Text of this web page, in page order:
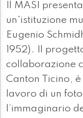
Il MASI
un'istituzione
Eugenio
1952). Il
collaborazione
Canton Ticino,
lavoro di un
l’immaginario